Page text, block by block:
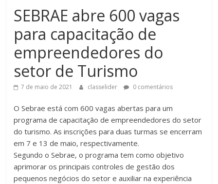
SEBRAE abre 600 vagas
para capacitação de
empreendedores do
setor de Turismo
7 de maio de 2021 classelider 0 comentários
O Sebrae está com 600 vagas abertas para um
programa de capacitação de empreendedores do setor
do turismo. As inscrições para duas turmas se encerram
em 7 e 13 de maio, respectivamente.
Segundo o Sebrae, o programa tem como objetivo
aprimorar os principais controles de gestão dos
pequenos negócios do setor e auxiliar na experiência